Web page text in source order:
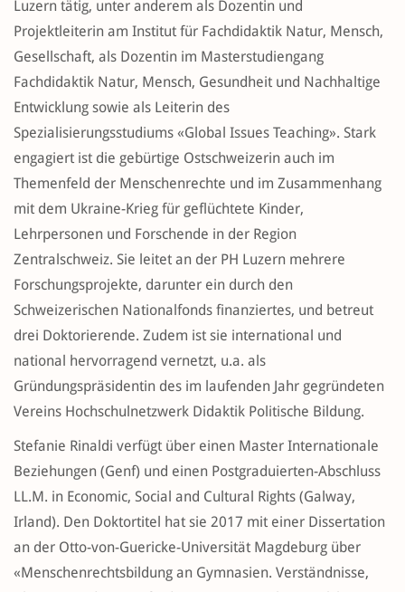
Luzern tätig, unter anderem als Dozentin und
Projektleiterin am Institut für Fachdidaktik Natur, Mensch,
Gesellschaft, als Dozentin im Masterstudiengang
Fachdidaktik Natur, Mensch, Gesundheit und Nachhaltige
Entwicklung sowie als Leiterin des
Spezialisierungsstudiums «Global Issues Teaching». Stark
engagiert ist die gebürtige Ostschweizerin auch im
Themenfeld der Menschenrechte und im Zusammenhang
mit dem Ukraine-Krieg für geflüchtete Kinder,
Lehrpersonen und Forschende in der Region
Zentralschweiz. Sie leitet an der PH Luzern mehrere
Forschungsprojekte, darunter ein durch den
Schweizerischen Nationalfonds finanziertes, und betreut
drei Doktorierende. Zudem ist sie international und
national hervorragend vernetzt, u.a. als
Gründungspräsidentin des im laufenden Jahr gegründeten
Vereins Hochschulnetzwerk Didaktik Politische Bildung.
Stefanie Rinaldi verfügt über einen Master Internationale
Beziehungen (Genf) und einen Postgraduierten-Abschluss
LL.M. in Economic, Social and Cultural Rights (Galway,
Irland). Den Doktortitel hat sie 2017 mit einer Dissertation
an der Otto-von-Guericke-Universität Magdeburg über
«Menschenrechtsbildung an Gymnasien. Verständnisse,